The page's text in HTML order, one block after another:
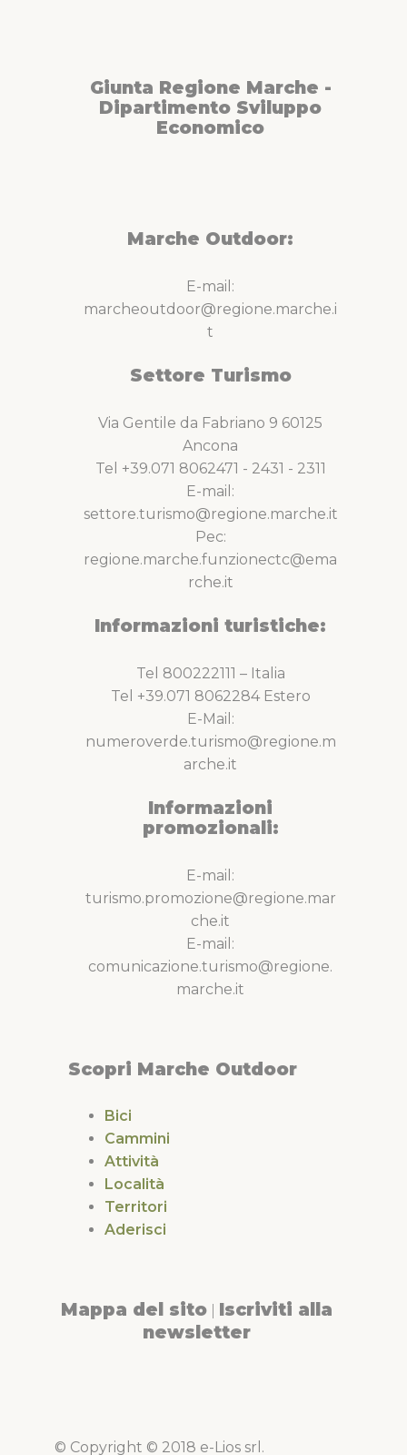
Giunta Regione Marche -
Dipartimento Sviluppo
Economico
Marche Outdoor:
E-mail:
marcheoutdoor@regione.marche.i
t
Settore Turismo
Via Gentile da Fabriano 9 60125
Ancona
Tel +39.071 8062471 - 2431 - 2311
E-mail:
settore.turismo@regione.marche.it
Pec:
regione.marche.funzionectc@ema
rche.it
Informazioni turistiche:
Tel 800222111 – Italia
Tel +39.071 8062284 Estero
E-Mail:
numeroverde.turismo@regione.m
arche.it
Informazioni
promozionali:
E-mail:
turismo.promozione@regione.mar
che.it
E-mail:
comunicazione.turismo@regione.
marche.it
Scopri Marche Outdoor
Bici
Cammini
Attività
Località
Territori
Aderisci
Mappa del sito Iscriviti alla
newsletter
© Copyright © 2018 e-Lios srl.